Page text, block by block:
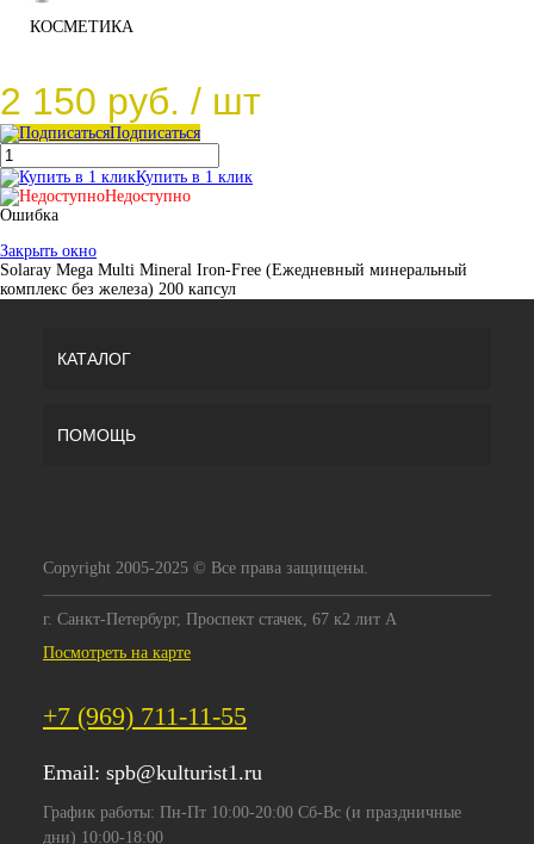
КОСМЕТИКА
2 150 руб. / шт
Подписаться
Купить в 1 клик
Недоступно
Ошибка
Закрыть окно
Solaray Mega Multi Mineral Iron-Free (Ежедневный минеральный
комплекс без железа) 200 капсул
КАТАЛОГ
ПОМОЩЬ
Copyright 2005-2025 © Все права защищены.
г. Санкт-Петербург, Проспект стачек, 67 к2 лит А
Посмотреть на карте
+7 (969) 711-11-55
Email: spb@kulturist1.ru
График работы: Пн-Пт 10:00-20:00 Сб-Вс (и праздничные
дни) 10:00-18:00